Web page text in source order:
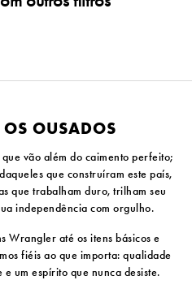
OUSADOS
vão além do caimento perfeito;
que construíram este país,
que trabalham duro, trilham seu
independência com orgulho.
Wrangler até os itens básicos e
fiéis ao que importa: qualidade
um espírito que nunca desiste.